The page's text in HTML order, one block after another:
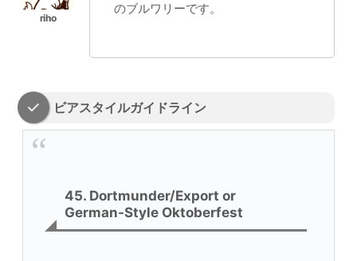
のブルワリーです。
ビアスタイルガイドライン
45. Dortmunder/Export or
German-Style Oktoberfest